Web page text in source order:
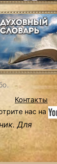
Контакты
нас на
Для